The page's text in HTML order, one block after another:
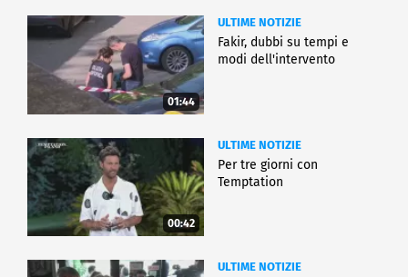
01:44
ULTIME NOTIZIE
Fakir, dubbi su tempi e
modi dell'intervento
00:42
ULTIME NOTIZIE
Per tre giorni con
Temptation
ULTIME NOTIZIE